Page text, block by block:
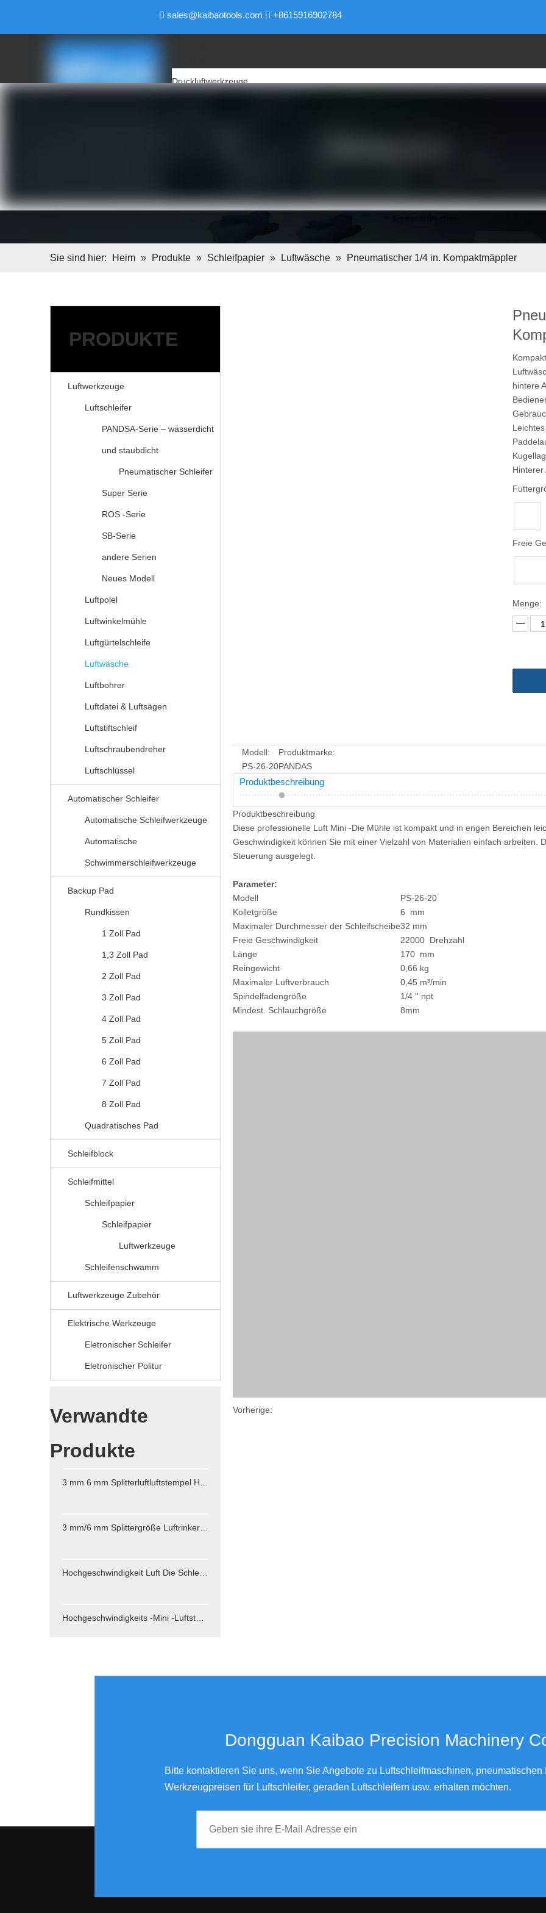
 sales@kaibaotools.com  +8615916902784
Druckluftwerkzeuge
Luftschleifer
Luftschraubendreher
Elektrische Werkzeuge
Schleifblock
Service
Herunterladen
Sie sind hier: Heim » Produkte » Schleifpapier » Luftwäsche » Pneumatischer 1/4 in. Kompaktmäppler
PRODUKTE
Luftwerkzeuge
Luftschleifer
PANDSA-Serie – wasserdicht
und staubdicht
Pneumatischer Schleifer
Super Serie
ROS -Serie
SB-Serie
andere Serien
Neues Modell
Luftpolel
Luftwinkelmühle
Luftgürtelschleife
Luftwäsche
Luftbohrer
Luftdatei & Luftsägen
Luftstiftschleif
Luftschraubendreher
Luftschlüssel
Automatischer Schleifer
Automatische Schleifwerkzeuge
Automatische
Schwimmerschleifwerkzeuge
Backup Pad
Rundkissen
1 Zoll Pad
1,3 Zoll Pad
2 Zoll Pad
3 Zoll Pad
4 Zoll Pad
5 Zoll Pad
6 Zoll Pad
7 Zoll Pad
8 Zoll Pad
Quadratisches Pad
Schleifblock
Schleifmittel
Schleifpapier
Schleifpapier
Luftwerkzeuge
Schleifenschwamm
Luftwerkzeuge Zubehör
Elektrische Werkzeuge
Eletronischer Schleifer
Eletronischer Politur
Verwandte
Produkte
hintere
Hinterer
Freie
Menge:
Modell:
PS-26-20
Produktmarke:
PANDAS
Produktbeschreibung
Produktbeschreibung
Diese professionelle Luft Mini -Die Mühle ist kompakt und in engen Bereichen
Geschwindigkeit können Sie mit einer Vielzahl von Materialien einfach arbeiten.
Steuerung ausgelegt.
Parameter:
Modell
PS-26-20
Kolletgröße
6 mm
Maximaler Durchmesser der Schleifscheibe32 mm
Freie Geschwindigkeit
22000 Drehzahl
Länge
170 mm
Reingewicht
0,66 kg
Maximaler Luftverbrauch
0,45 m³/min
Spindelfadengröße
1/4 '' npt
Mindest. Schlauchgröße
8mm
Vorherige:
Dongguan Kaibao Precision Machinery
Bitte kontaktieren Sie uns, wenn Sie Angebote zu Luftschleifmaschinen, pneumatischen
Werkzeugpreisen für Luftschleifer, geraden Luftschleifern usw. erhalten möchten.